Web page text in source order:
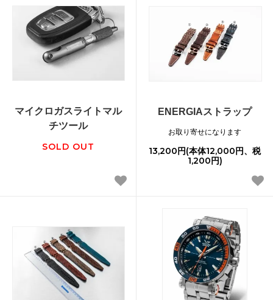
マイクロガスライトマル
チツール
SOLD OUT
ENERGIAストラップ
お取り寄せになります
13,200円(本体12,000円、税
1,200円)